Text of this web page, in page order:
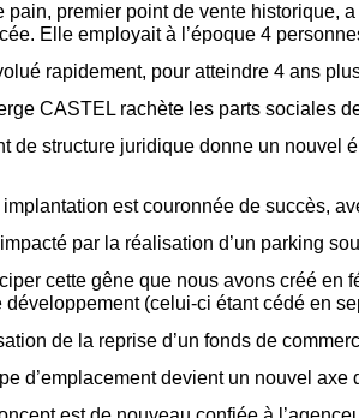
pain, premier point de vente historique, a
Elle employait à l’époque 4
rapidement, pour atteindre 4 ans
CASTEL rachète les parts sociales
de structure juridique donne un nouvel
est couronnée de succès,
par la réalisation d’un parking
cette gêne que nous avons créé
développement (celui-ci étant cédé en
de la reprise d’un fonds de
d’emplacement devient un nouvel